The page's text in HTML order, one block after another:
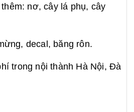
nơ, cây lá phụ, cây
decal, băng rôn.
trong nội thành Hà Nội, Đà